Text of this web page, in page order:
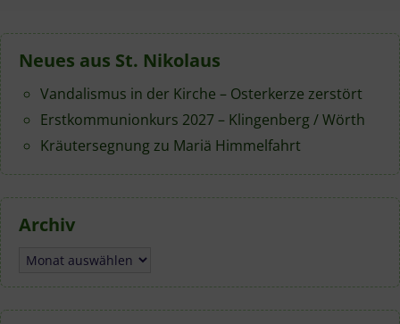
Neues aus St. Nikolaus
Vandalismus in der Kirche – Osterkerze zerstört
Erstkommunionkurs 2027 – Klingenberg / Wörth
Kräutersegnung zu Mariä Himmelfahrt
Archiv
Archiv